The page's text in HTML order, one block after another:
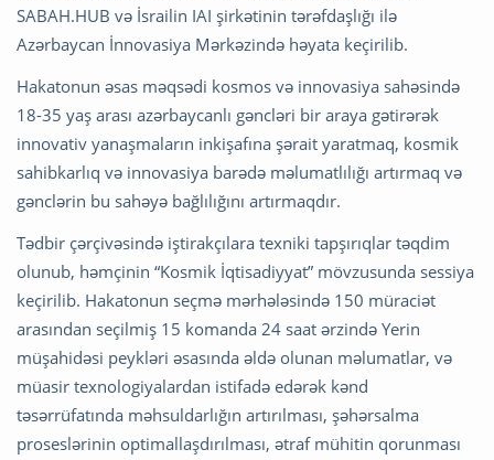
SABAH.HUB və İsrailin IAI şirkətinin tərəfdaşlığı ilə
Azərbaycan İnnovasiya Mərkəzində həyata keçirilib.
Hakatonun əsas məqsədi kosmos və innovasiya sahəsində
18-35 yaş arası azərbaycanlı gəncləri bir araya gətirərək
innovativ yanaşmaların inkişafına şərait yaratmaq, kosmik
sahibkarlıq və innovasiya barədə məlumatlılığı artırmaq və
gənclərin bu sahəyə bağlılığını artırmaqdır.
Tədbir çərçivəsində iştirakçılara texniki tapşırıqlar təqdim
olunub, həmçinin “Kosmik İqtisadiyyat” mövzusunda sessiya
keçirilib. Hakatonun seçmə mərhələsində 150 müraciət
arasından seçilmiş 15 komanda 24 saat ərzində Yerin
müşahidəsi peykləri əsasında əldə olunan məlumatlar, və
müasir texnologiyalardan istifadə edərək kənd
təsərrüfatında məhsuldarlığın artırılması, şəhərsalma
proseslərinin optimallaşdırılması, ətraf mühitin qorunması